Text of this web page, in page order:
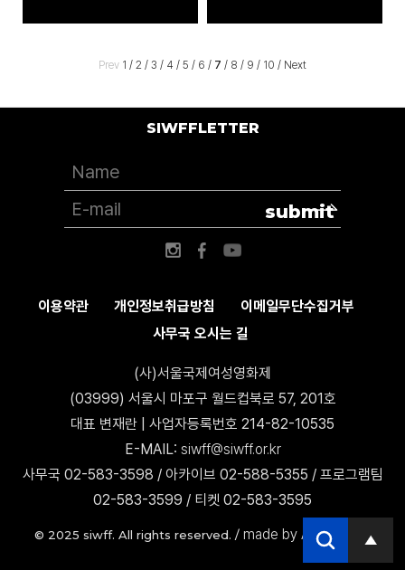
Prev 1 / 2 / 3 / 4 / 5 / 6 / 7 / 8 / 9 / 10 / Next
이용약관 개인정보취급방침
이메일무단수집거부
사무국 오시는 길
(사)서울국제여성영화제
(03999) 서울시 마포구 월드컵북로 57, 201호
대표 변재란 | 사업자등록번호 214-82-10535
E-MAIL: siwff@siwff.or.kr
사무국 02-583-3598 / 아카이브 02-588-5355 / 프로그램팀
02-583-3599 / 티켓 02-583-3595
© 2025 siwff. All rights reserved. / made by AccessICT
SIWFFLETTER
submit